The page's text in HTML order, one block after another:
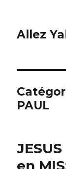
Allez
PAUL
en